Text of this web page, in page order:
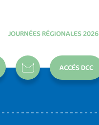
JOURNÉES RÉGIONALES 2026
ACCÈS DCC